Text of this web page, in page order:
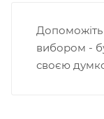
вибором -
своєю